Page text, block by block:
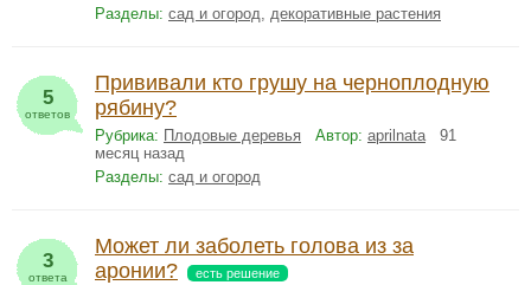
Разделы: сад и огород декоративные растения
5
ответов
Прививали кто грушу на черноплодную
рябину?
Рубрика: Плодовые деревья Автор: aprilnata 91
месяц назад
Разделы: сад и огород
3
ответа
Может ли заболеть голова из за
аронии?
есть решение